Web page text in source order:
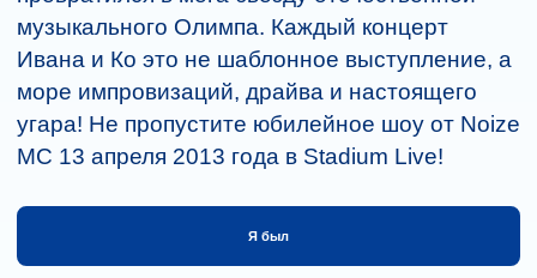
музыкального Олимпа. Каждый концерт
Ивана и Ко это не шаблонное выступление, а
море импровизаций, драйва и настоящего
угара! Не пропустите юбилейное шоу от Noize
MC 13 апреля 2013 года в Stadium Live!
Я был